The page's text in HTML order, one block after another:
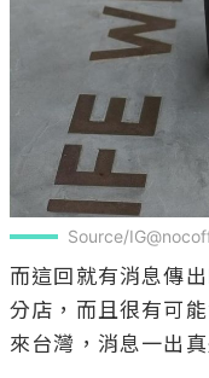
Source/
而這回就有消息傳
分店，而且很有可
來台灣，消息一出